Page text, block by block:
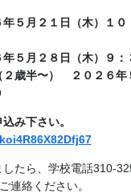
月２１日（木）１０
月２８日（木）９：
２歳半〜） ２０２６年
み下さい。
したら、学校電話310-
連絡ください。